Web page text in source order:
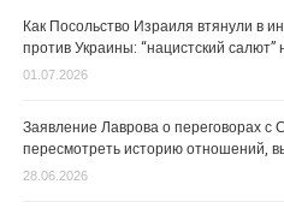
Как Посольство Израиля втянули в
против Украины: “нацистский
01.07.2026
Заявление Лаврова о переговорах
пересмотреть историю отношений,
28.06.2026